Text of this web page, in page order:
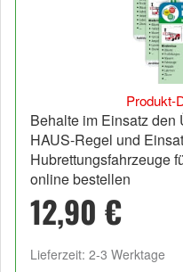
Produkt-
Behalte im Einsatz den
HAUS-Regel und
Hubrettungsfahrzeuge
online bestellen
12,90 €
Lieferzeit: 2-3 Werktage